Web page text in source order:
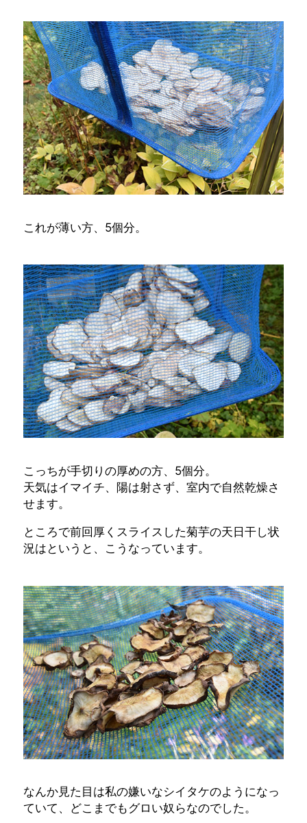
これが薄い方、5個分。
こっちが手切りの厚めの方、5個分。
天気はイマイチ、陽は射さず、室内で自然乾燥さ
せます。
ところで前回厚くスライスした菊芋の天日干し状
況はというと、こうなっています。
なんか見た目は私の嫌いなシイタケのようになっ
ていて、どこまでもグロい奴らなのでした。